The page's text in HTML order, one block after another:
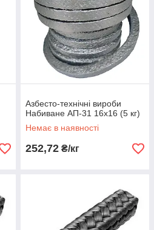
Азбесто-технічні вироби
Набиване АП-31 16х16 (5 кг)
Немає в наявності
252,72 ₴/кг